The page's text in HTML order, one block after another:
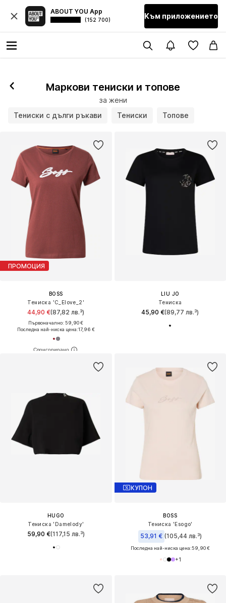
ABOUT YOU App
(152 700) Към приложението
Маркови тениски и топове
за жени
Тениски с дълги ръкави
Тениски Топове
ПРОМОЦИЯ
BOSS
Тениска 'C_Elove_2'
44,90 €(87,82 лв.³)
Първоначално: 59,90 €
Последна най-ниска цена:17,96 €
LIU JO
Тениска
45,90 €(89,77 лв.³)
HUGO
Тениска 'Damelody'
59,90 €(117,15 лв.³)
КУПОН
BOSS
Тениска 'Esogo'
53,91 € (105,44 лв.³)
Последна най-ниска цена:59,90 €
+1